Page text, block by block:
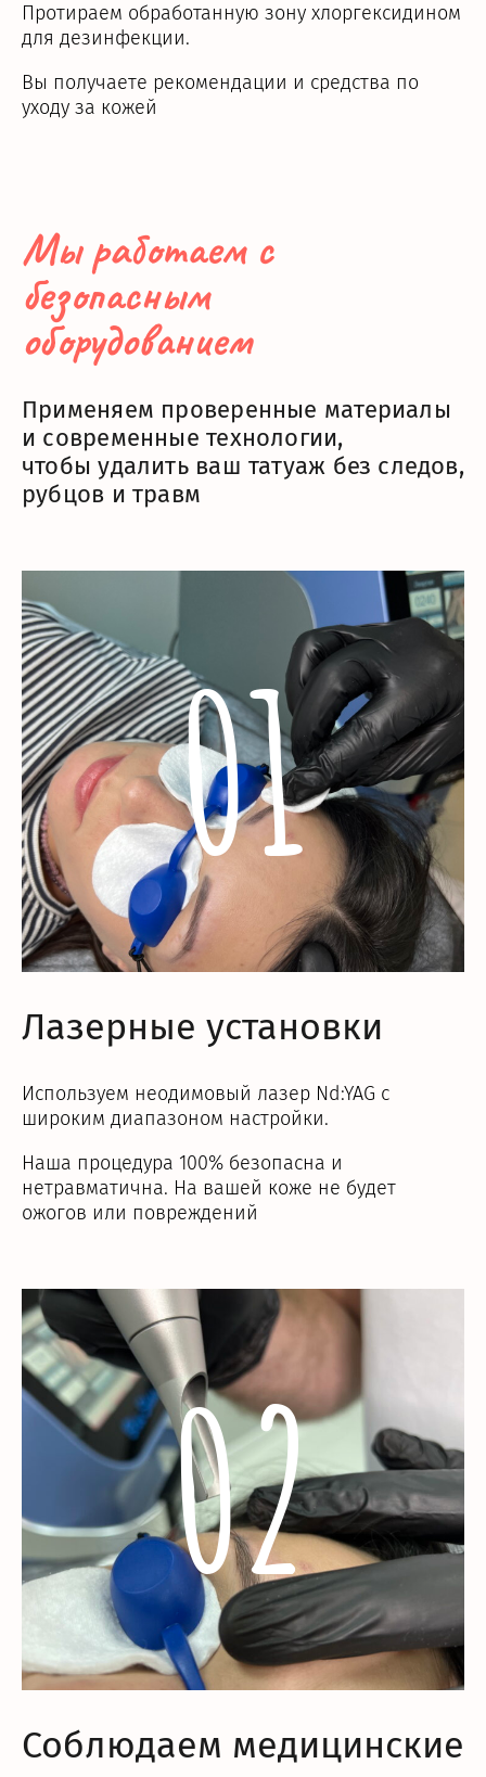
Протираем обработанную зону хлоргексидином
для дезинфекции.
Вы получаете рекомендации и средства по
уходу за кожей
Мы работаем с
безопасным
оборудованием
Применяем проверенные материалы
и современные технологии,
чтобы удалить ваш татуаж без следов,
рубцов и травм
01
Лазерные установки
Используем неодимовый лазер Nd:YAG с
широким диапазоном настройки.
Наша процедура 100% безопасна и
нетравматична. На вашей коже не будет
ожогов или повреждений
02
Соблюдаем медицинские